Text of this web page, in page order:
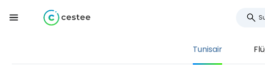
Tunisair